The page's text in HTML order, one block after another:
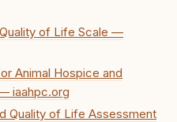
Ideen fertige Beiträge
Themen, plane
begleite Gastbeiträge
Texte und betreue
Mein Blick richtet
das grosse Ganze:
of Life Scale —
Animal Hospice and
iaahpc.org
Quality of Life Assessment